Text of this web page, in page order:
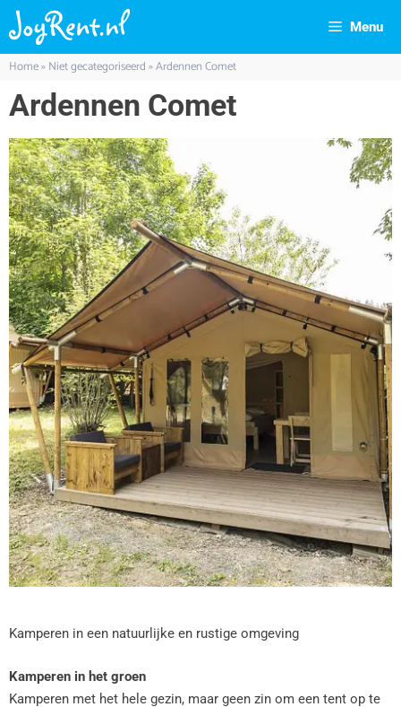
Menu
Home»Niet gecategoriseerd»Ardennen Comet
Ardennen Comet
Kamperen in een natuurlijke en rustige omgeving
Kamperen in het groen
Kamperen met het hele gezin, maar geen zin om een tent op te